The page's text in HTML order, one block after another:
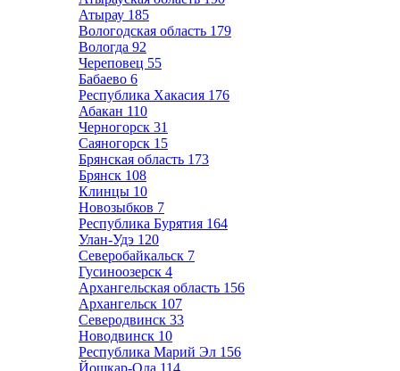
Атырау 185
Вологодская область 179
Вологда 92
Череповец 55
Бабаево 6
Республика Хакасия 176
Абакан 110
Черногорск 31
Саяногорск 15
Брянская область 173
Брянск 108
Клинцы 10
Новозыбков 7
Республика Бурятия 164
Улан-Удэ 120
Северобайкальск 7
Гусиноозерск 4
Архангельская область 156
Архангельск 107
Северодвинск 33
Новодвинск 10
Республика Марий Эл 156
Йошкар-Ола 114